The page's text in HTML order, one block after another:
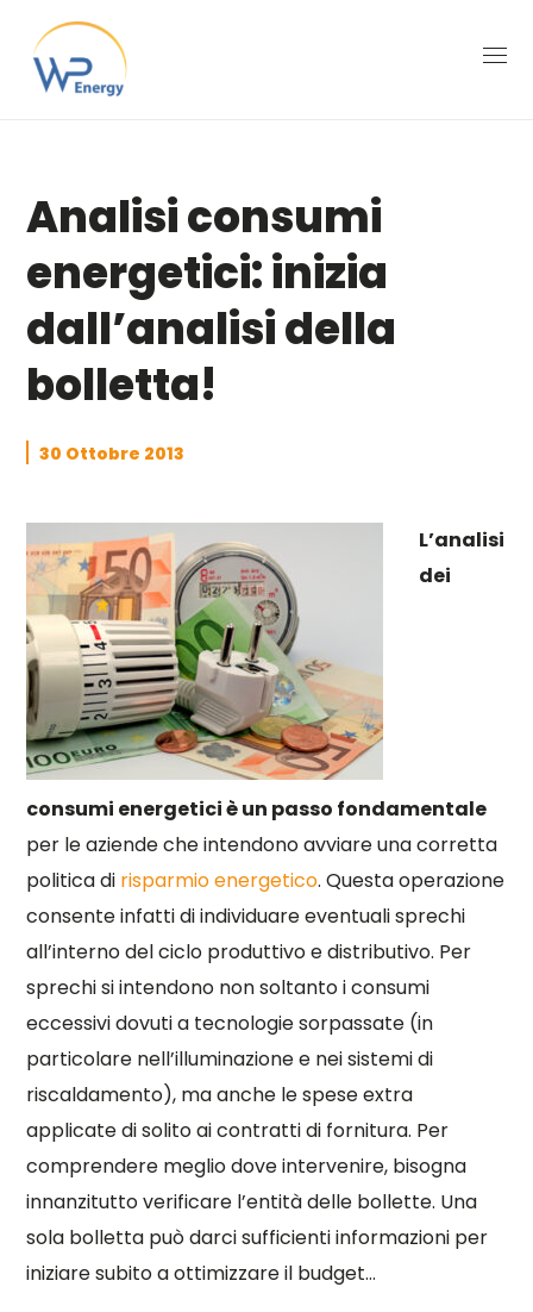
Analisi consumi
energetici: inizia
dall’analisi della
bolletta!
30 Ottobre 2013
L’analisi
dei
consumi energetici è un passo fondamentale
per le aziende che intendono avviare una corretta
politica di risparmio energetico. Questa operazione
consente infatti di individuare eventuali sprechi
all’interno del ciclo produttivo e distributivo. Per
sprechi si intendono non soltanto i consumi
eccessivi dovuti a tecnologie sorpassate (in
particolare nell’illuminazione e nei sistemi di
riscaldamento), ma anche le spese extra
applicate di solito ai contratti di fornitura. Per
comprendere meglio dove intervenire, bisogna
innanzitutto verificare l’entità delle bollette. Una
sola bolletta può darci sufficienti informazioni per
iniziare subito a ottimizzare il budget…